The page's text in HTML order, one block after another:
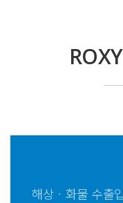
해상ㆍ화물 수출입